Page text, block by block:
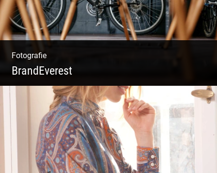
Fotografie
BrandEverest
Kommunikationsfotografie | Branding mit
Bildwelten | Markenerlebnisse | Corporate
Design